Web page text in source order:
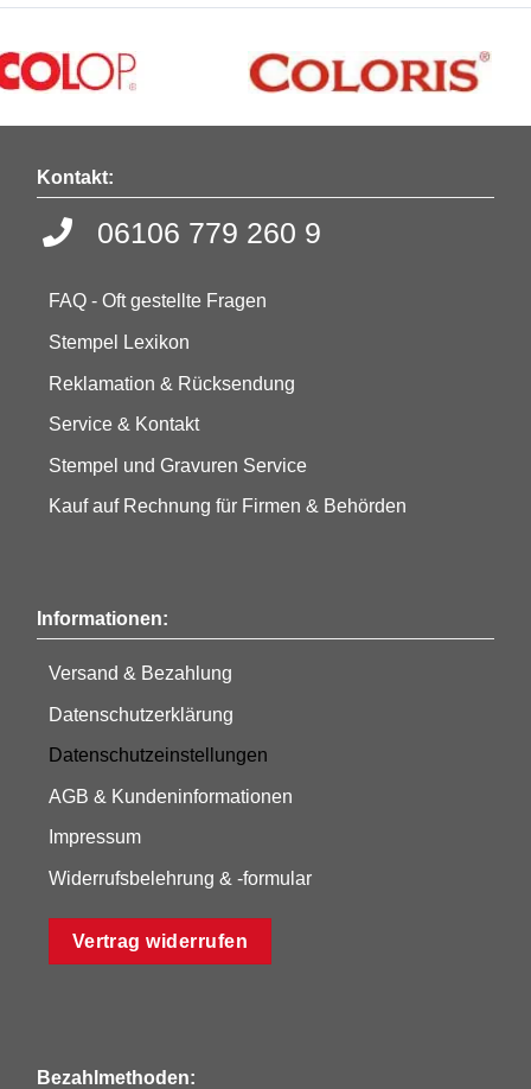
Kontakt:
06106 779 260 9
FAQ - Oft gestellte Fragen
Stempel Lexikon
Reklamation & Rücksendung
Service & Kontakt
Stempel und Gravuren Service
Kauf auf Rechnung für Firmen & Behörden
Informationen:
Versand & Bezahlung
Datenschutzerklärung
Datenschutzeinstellungen
AGB & Kundeninformationen
Impressum
Widerrufsbelehrung & -formular
Vertrag widerrufen
Bezahlmethoden: